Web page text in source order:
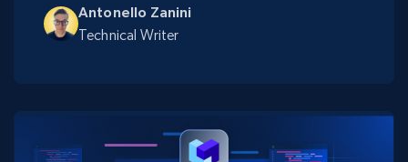
Antonello Zanini
Technical Writer